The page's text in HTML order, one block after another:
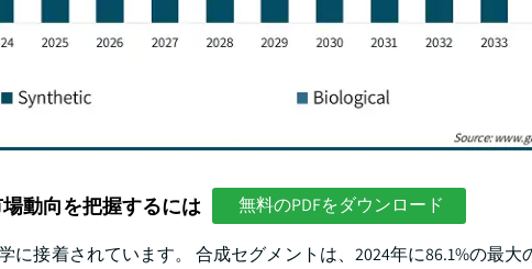
動向を把握するには 無料のPDFをダウンロード
接着されています。 合成セグメントは、2024年に86.1%の最大